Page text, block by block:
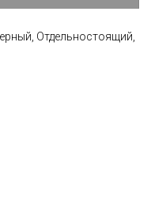
Отдельностоящий,